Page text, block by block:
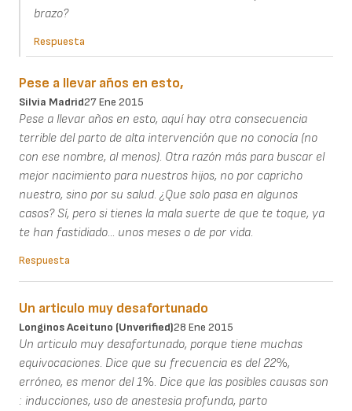
brazo?
Respuesta
Pese a llevar años en esto,
Silvia Madrid27 Ene 2015
Pese a llevar años en esto, aquí hay otra consecuencia
terrible del parto de alta intervención que no conocía (no
con ese nombre, al menos). Otra razón más para buscar el
mejor nacimiento para nuestros hijos, no por capricho
nuestro, sino por su salud. ¿Que solo pasa en algunos
casos? Sí, pero si tienes la mala suerte de que te toque, ya
te han fastidiado... unos meses o de por vida.
Respuesta
Un articulo muy desafortunado
Longinos Aceituno (unverified)28 Ene 2015
Un articulo muy desafortunado, porque tiene muchas
equivocaciones. Dice que su frecuencia es del 22%,
erróneo, es menor del 1%. Dice que las posibles causas son
: inducciones, uso de anestesia profunda, parto